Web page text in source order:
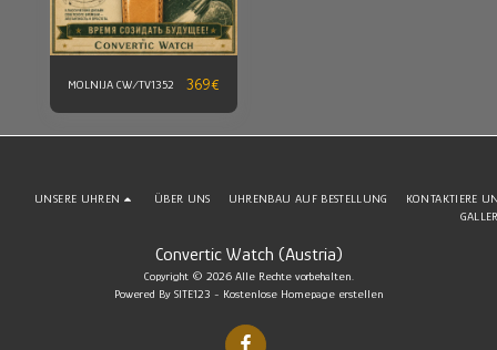
MOLNIJA CW/TV1352 369€
Convertic Watch (Austria)
Copyright © 2026 Alle Rechte vorbehalten.
Powered By SITE123 - Kostenlose Homepage erstellen
UNSERE UHREN ÜBER UNS UHRENBAU AUF BESTELLUNG
KONTAKTIERE